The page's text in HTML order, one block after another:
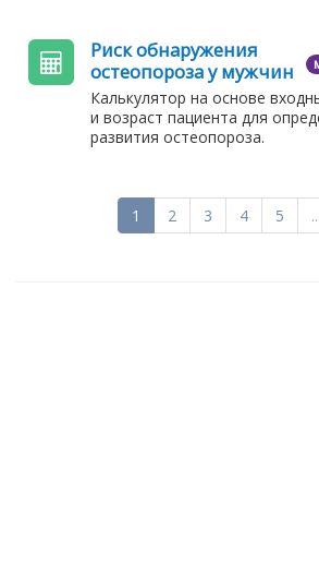
Риск обнаружения
остеопороза у мужчин
Калькулятор на основе
и возраст пациента для
развития остеопороза.
1 2 3 4 5 ...